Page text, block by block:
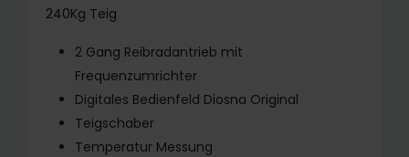
240Kg Teig
2 Gang Reibradantrieb mit
Frequenzumrichter
Digitales Bedienfeld Diosna Original
Teigschaber
Temperatur Messung